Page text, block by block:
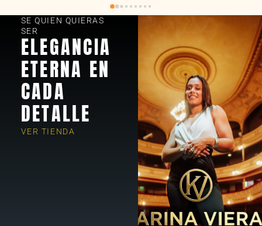
SE QUIEN QUIERAS
SER
ELEGANCIA
ETERNA EN
CADA
DETALLE
VER TIENDA